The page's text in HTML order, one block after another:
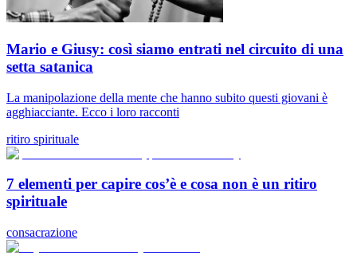
Mario e Giusy: così siamo entrati nel circuito di una
setta satanica
La manipolazione della mente che hanno subito questi giovani è
agghiacciante. Ecco i loro racconti
ritiro spirituale
7 elementi per capire cos’è e cosa non è un ritiro
spirituale
consacrazione